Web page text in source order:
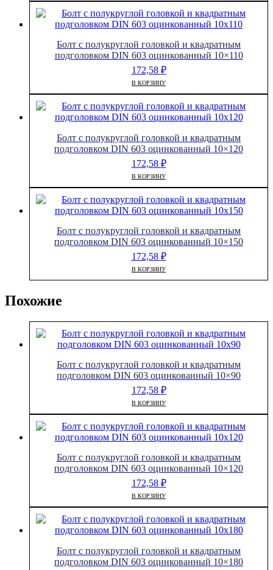
Болт с полукруглой головкой и квадратным
подголовком DIN 603 оцинкованный 10×110
172,58 ₽
В КОРЗИНУ
Болт с полукруглой головкой и квадратным
подголовком DIN 603 оцинкованный 10×120
172,58 ₽
В КОРЗИНУ
Болт с полукруглой головкой и квадратным
подголовком DIN 603 оцинкованный 10×150
172,58 ₽
В КОРЗИНУ
Похожие
Болт с полукруглой головкой и квадратным
подголовком DIN 603 оцинкованный 10×90
172,58 ₽
В КОРЗИНУ
Болт с полукруглой головкой и квадратным
подголовком DIN 603 оцинкованный 10×120
172,58 ₽
В КОРЗИНУ
Болт с полукруглой головкой и квадратным
подголовком DIN 603 оцинкованный 10×180